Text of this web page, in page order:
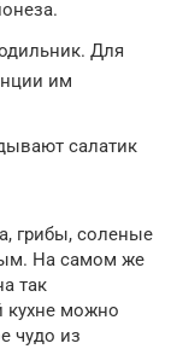
Для
им
салатик
грибы, соленые
На самом же
так
можно
чудо из